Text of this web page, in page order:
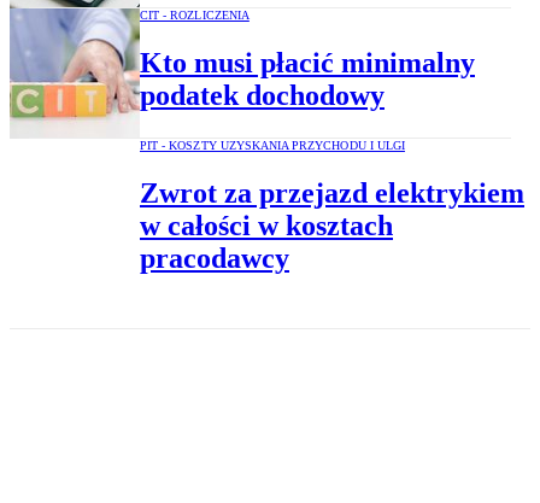
CIT - ROZLICZENIA
Kto musi płacić minimalny
podatek dochodowy
PIT - KOSZTY UZYSKANIA PRZYCHODU I ULGI
Zwrot za przejazd elektrykiem
w całości w kosztach
pracodawcy